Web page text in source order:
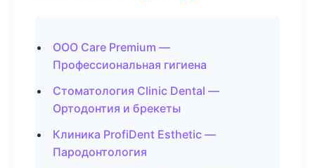
ООО Care Premium —
Профессиональная гигиена
Стоматология Clinic Dental —
Ортодонтия и брекеты
Клиника ProfiDent Esthetic —
Пародонтология